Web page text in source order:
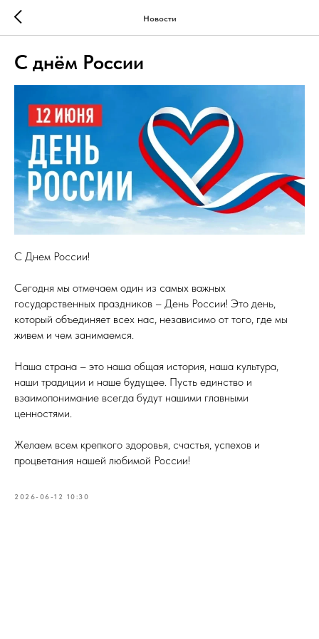
Новости
С днём России
С Днем России!
Сегодня мы отмечаем один из самых важных
государственных праздников – День России! Это день,
который объединяет всех нас, независимо от того, где мы
живем и чем занимаемся.
Наша страна – это наша общая история, наша культура,
наши традиции и наше будущее. Пусть единство и
взаимопонимание всегда будут нашими главными
ценностями.
Желаем всем крепкого здоровья, счастья, успехов и
процветания нашей любимой России!
2026-06-12 10:30